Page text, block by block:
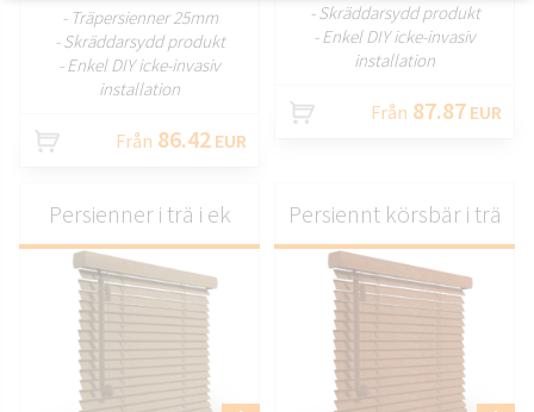
- Träpersienner 25mm
- Skräddarsydd produkt
- Enkel DIY icke-invasiv
installation
Från 86.42 EUR
- Skräddarsydd produkt
- Enkel DIY icke-invasiv
installation
Från 87.87 EUR
Persienner i trä i ek Persiennt körsbär i trä